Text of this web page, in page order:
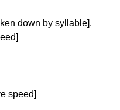
down by syllable].
speed]